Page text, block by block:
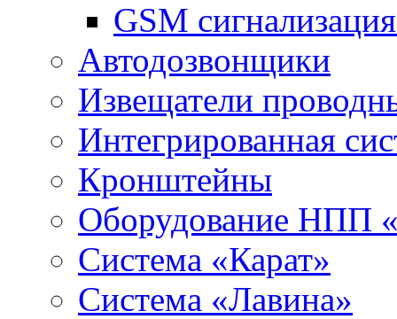
GSM
Автодозвонщики
Извещатели
Интегрированная
Кронштейны
Оборудование НПП
Система «Карат»
Система «Лавина»